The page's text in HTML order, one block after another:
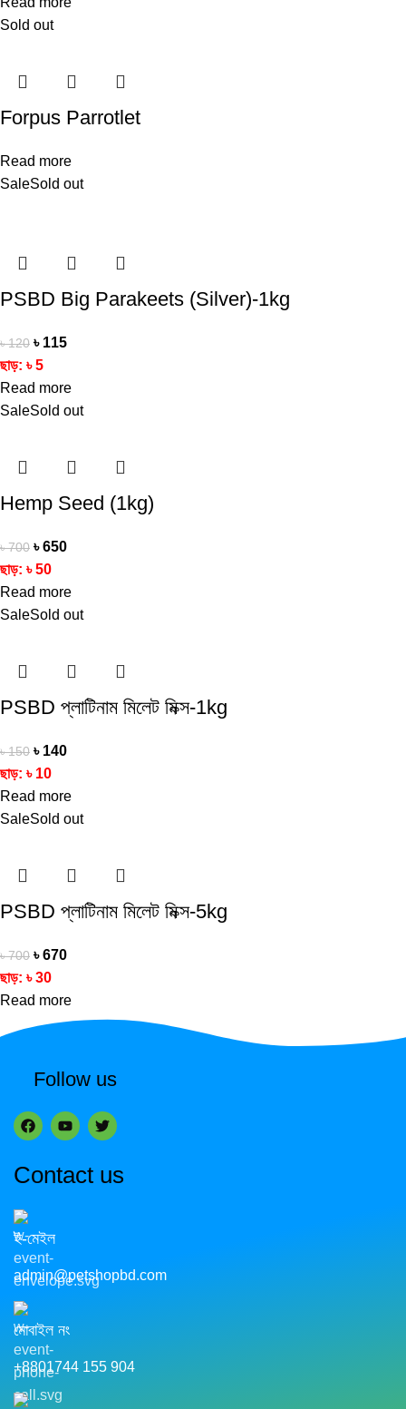
Sold out
Forpus Parrotlet
Read more
SaleSold out
PSBD Big Parakeets (Silver)-1kg
৳120 ৳ 115
ছাড়: ৳5
Read more
SaleSold out
Hemp Seed (1kg)
৳700 ৳650
ছাড়: ৳50
Read more
SaleSold out
PSBD প্লাটিনাম মিলেট মিক্স-1kg
৳150 ৳ 140
ছাড়: ৳ 10
Read more
SaleSold out
PSBD প্লাটিনাম মিলেট মিক্স-5kg
৳700 ৳670
ছাড়: ৳30
Read more
Follow us
Contact us
ই-মেইল
admin@petshopbd.com
মোবাইল নং
+8801744 155 904